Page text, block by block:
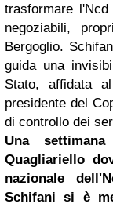
trasformare
negoziabili,
Bergoglio.
guida una
Stato, affidata
presidente del
di controllo dei
Una
Quagliariello
nazionale
Schifani si è